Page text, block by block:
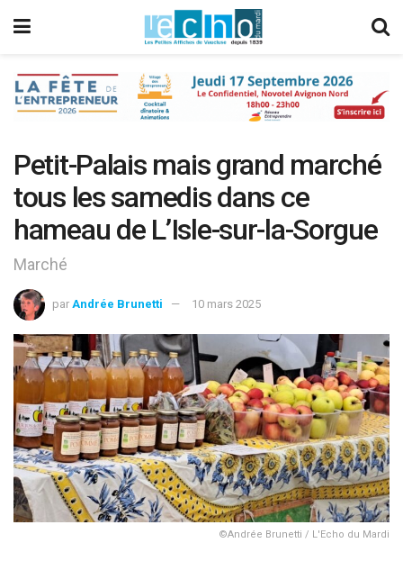
Petit-Palais mais grand marché
tous les samedis dans ce
hameau de L’Isle-sur-la-Sorgue
Marché
par Andrée Brunetti 10 mars 2025
©Andrée Brunetti / L'Echo du Mardi